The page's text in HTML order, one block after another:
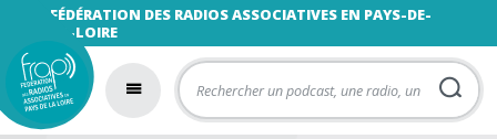
FÉDÉRATION DES RADIOS ASSOCIATIVES EN PAYS-DE-
LA-LOIRE